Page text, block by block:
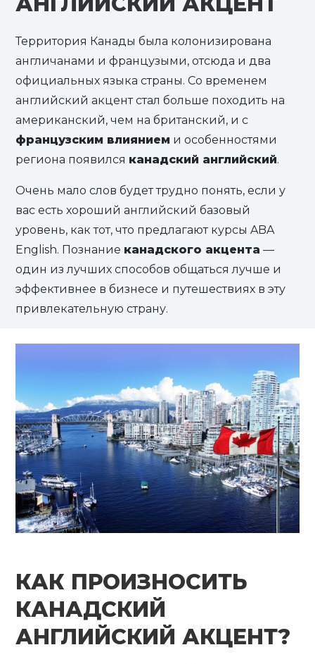
Территория Канады была колонизирована
англичанами и французыми, отсюда и два
официальных языка страны. Со временем
английский акцент стал больше походить на
американский, чем на британский, и с
французским влиянием и особенностями
региона появился канадский английский.
Очень мало слов будет трудно понять, если у
вас есть хороший английский базовый
уровень, как тот, что предлагают курсы ABA
English. Познание канадского акцента —
один из лучших способов общаться лучше и
эффективнее в бизнесе и путешествиях в эту
привлекательную страну.
КАК ПРОИЗНОСИТЬ
КАНАДСКИЙ
АНГЛИЙСКИЙ АКЦЕНТ?